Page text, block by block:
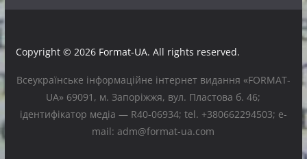
Copyright © 2026 Format-UA. All rights reserved.
Всеукраїнське інформаційне інтернет видання «FORMAT-
UA» 69091, м. Запоріжжя, вул. Пластова б. 46;
ідентифікатор медіа — R40-06934; tel. +380662294503; e-
mail: adm@format-ua.com